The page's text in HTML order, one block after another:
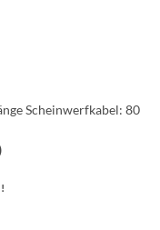
Scheinwerfkabel: 80